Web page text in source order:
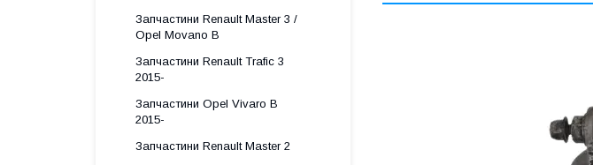
Запчастини Renault Master 3 /
Opel Movano B
Запчастини Renault Trafic 3
2015-
Запчастини Opel Vivaro B
2015-
Запчастини Renault Master 2